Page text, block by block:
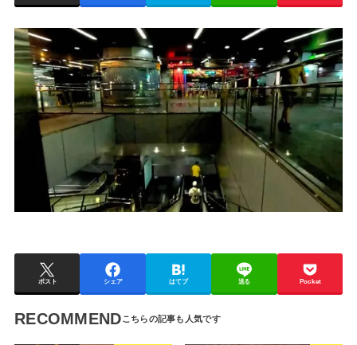
ポスト シェア はてブ 送る Pocket
RECOMMEND